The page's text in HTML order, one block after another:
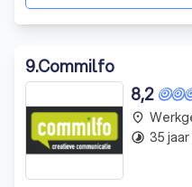
9.Commilfo
8,2
place
timelapse 35